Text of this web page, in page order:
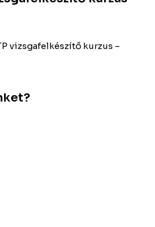
vizsgafelkészítő kurzus –